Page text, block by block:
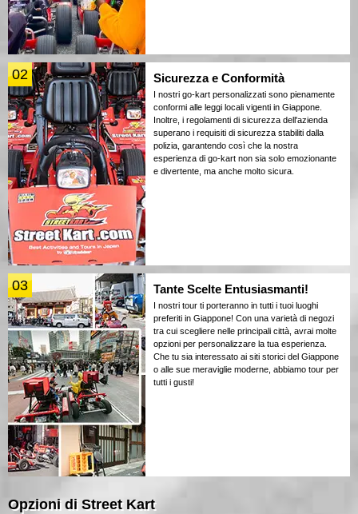
02 Sicurezza e Conformità
I nostri go-kart personalizzati sono pienamente
conformi alle leggi locali vigenti in Giappone.
Inoltre, i regolamenti di sicurezza dell'azienda
superano i requisiti di sicurezza stabiliti dalla
polizia, garantendo così che la nostra
esperienza di go-kart non sia solo emozionante
e divertente, ma anche molto sicura.
03 Tante Scelte Entusiasmanti!
I nostri tour ti porteranno in tutti i tuoi luoghi
preferiti in Giappone! Con una varietà di negozi
tra cui scegliere nelle principali città, avrai molte
opzioni per personalizzare la tua esperienza.
Che tu sia interessato ai siti storici del Giappone
o alle sue meraviglie moderne, abbiamo tour per
tutti i gusti!
Opzioni di Street Kart